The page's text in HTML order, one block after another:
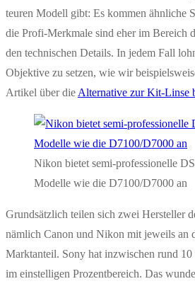
teuren Modell gibt: Es kommen ähnliche
die Profi-Merkmale sind eher im Bereich
den technischen Details. In jedem Fall
Objektive zu setzen, wie wir
Artikel über die Alternative zur Kit-Linse
Nikon bietet semi-professionelle
Modelle wie die D7100/D7000 an
Grundsätzlich teilen sich zwei Hersteller
nämlich Canon und Nikon mit jeweils an
Marktanteil. Sony hat inzwischen rund
im einstelligen Prozentbereich. Das